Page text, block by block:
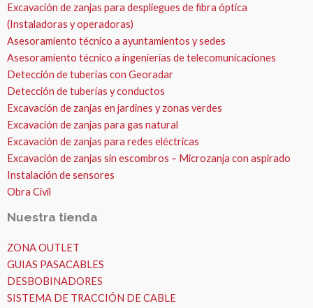
Excavación de zanjas para despliegues de fibra óptica
(Instaladoras y operadoras)
Asesoramiento técnico a ayuntamientos y sedes
Asesoramiento técnico a ingenierías de telecomunicaciones
Detección de tuberías con Georadar
Detección de tuberías y conductos
Excavación de zanjas en jardines y zonas verdes
Excavación de zanjas para gas natural
Excavación de zanjas para redes eléctricas
Excavación de zanjas sin escombros – Microzanja con aspirado
Instalación de sensores
Obra Civil
Nuestra tienda
ZONA OUTLET
GUIAS PASACABLES
DESBOBINADORES
SISTEMA DE TRACCIÓN DE CABLE